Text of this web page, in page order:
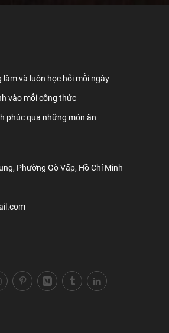
làm và luôn học hỏi mỗi ngày
vào mỗi công thức
phúc qua những món ăn
Phường Gò Vấp, Hồ Chí Minh